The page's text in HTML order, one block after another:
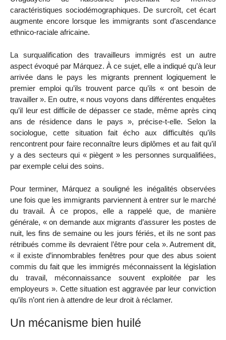
caractéristiques sociodémographiques. De surcroît, cet écart
augmente encore lorsque les immigrants sont d’ascendance
ethnico-raciale africaine.
La surqualification des travailleurs immigrés est un autre
aspect évoqué par Márquez. À ce sujet, elle a indiqué qu’à leur
arrivée dans le pays les migrants prennent logiquement le
premier emploi qu’ils trouvent parce qu’ils « ont besoin de
travailler ». En outre, « nous voyons dans différentes enquêtes
qu’il leur est difficile de dépasser ce stade, même après cinq
ans de résidence dans le pays », précise-t-elle. Selon la
sociologue, cette situation fait écho aux difficultés qu’ils
rencontrent pour faire reconnaître leurs diplômes et au fait qu’il
y a des secteurs qui « piègent » les personnes surqualifiées,
par exemple celui des soins.
Pour terminer, Márquez a souligné les inégalités observées
une fois que les immigrants parviennent à entrer sur le marché
du travail. À ce propos, elle a rappelé que, de manière
générale, « on demande aux migrants d’assurer les postes de
nuit, les fins de semaine ou les jours fériés, et ils ne sont pas
rétribués comme ils devraient l’être pour cela ». Autrement dit,
« il existe d’innombrables fenêtres pour que des abus soient
commis du fait que les immigrés méconnaissent la législation
du travail, méconnaissance souvent exploitée par les
employeurs ». Cette situation est aggravée par leur conviction
qu’ils n’ont rien à attendre de leur droit à réclamer.
Un mécanisme bien huilé